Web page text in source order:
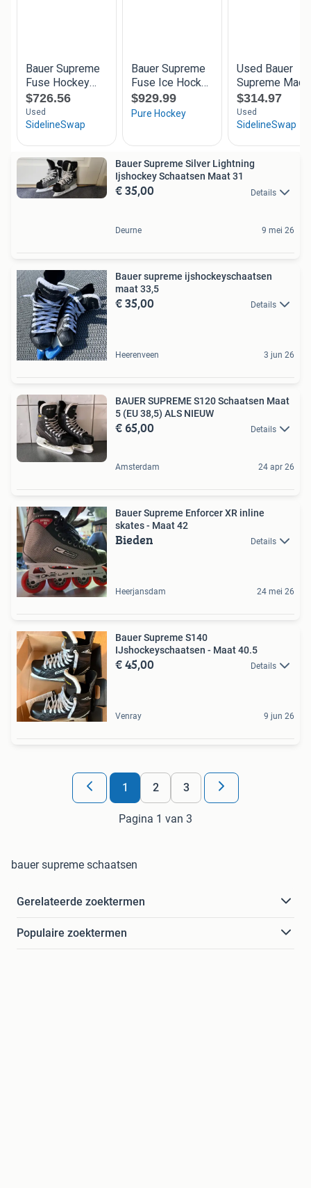
Bauer Supreme Silver Lightning
Ijshockey Schaatsen Maat 31
€ 35,00 Details
Deurne 9 mei 26
Bauer supreme ijshockeyschaatsen
maat 33,5
€ 35,00 Details
Heerenveen 3 jun 26
BAUER SUPREME S120 Schaatsen Maat
5 (EU 38,5) ALS NIEUW
€ 65,00 Details
Amsterdam 24 apr 26
Bauer Supreme Enforcer XR inline
skates - Maat 42
Bieden Details
Heerjansdam 24 mei 26
Bauer Supreme S140
IJshockeyschaatsen - Maat 40.5
€ 45,00 Details
Venray 9 jun 26
1 2 3
Pagina 1 van 3
bauer supreme schaatsen
Gerelateerde zoektermen
Populaire zoektermen